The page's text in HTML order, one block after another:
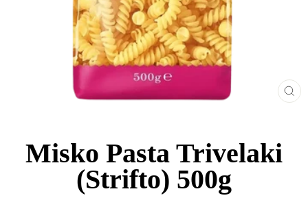
Misko Pasta Trivelaki
(Strifto) 500g